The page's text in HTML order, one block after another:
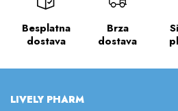
Besplatna
dostava
Brza
dostava
LIVELY PHARM